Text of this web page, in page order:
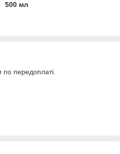
500 мл
по передоплаті.